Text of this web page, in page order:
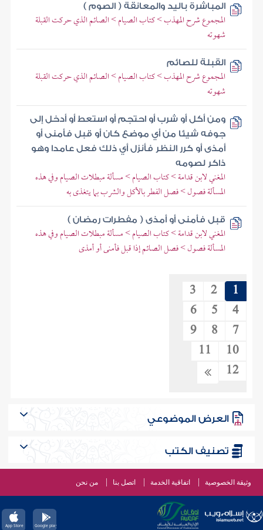
المباشرة باليد والمعانقة ( الصوم )
المجموع شرح المهذب > كتاب الصيام > الصائم الذي حركت القبلة
شهوته
القبلة للصائم
المجموع شرح المهذب > كتاب الصيام > الصائم الذي حركت القبلة
شهوته
ومن أكل أو شرب أو احتجم أو استعط أو أدخل إلى
جوفه شيئا من أي موضع كان أو قبل فأمنى أو
أمذى أو كرر النظر فأنزل أي ذلك فعل عامدا وهو
ذاكر لصومه
المغني لابن قدامة > كتاب الصيام > مسألة مبطلات الصيام وفي هذه
المسألة فصول > فصل الفطر بالأكل والشرب بما يتغذى به
قبل فأمنى أو أمذى ( مفطرات رمضان )
المغني لابن قدامة > كتاب الصيام > مسألة مبطلات الصيام وفي هذه
المسألة فصول > فصل الصائم إذا قبل فأمنى أو أمذى
1
2
3
4
5
6
7
8
9
10
11
12
العرض الموضوعي
تصنيف الكتب
وثيقة الخصوصية اتفاقية الخدمة اتصل بنا من نحن